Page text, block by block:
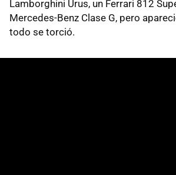
Lamborghini Urus, un Ferrari 812
Mercedes-Benz Clase G, pero
todo se torció.